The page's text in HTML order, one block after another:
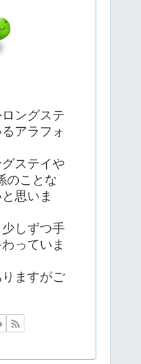
ングステ
アラフォ
ステイや
のことな
思いま
しずつ手
っていま
ますがご